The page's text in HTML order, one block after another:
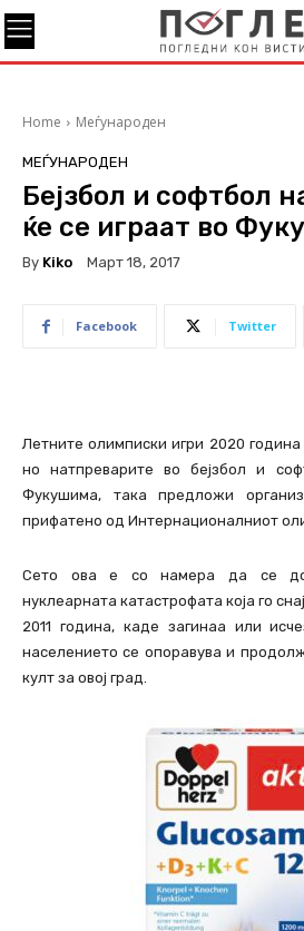
Home Меѓународен
МЕЃУНАРОДЕН
Бејзбол и софтбол
ќе се играат во
By Kiko Март 18, 2017
Facebook Twitter
Летните олимписки игри 2020
но натпреварите во бејзбол и
Фукушима, така предложи
прифатено од Интернационалниот
Сето ова е со намера да се
нуклеарната катастрофата која го
2011 година, каде загинаа или
населението се опоравува и
култ за овој град.